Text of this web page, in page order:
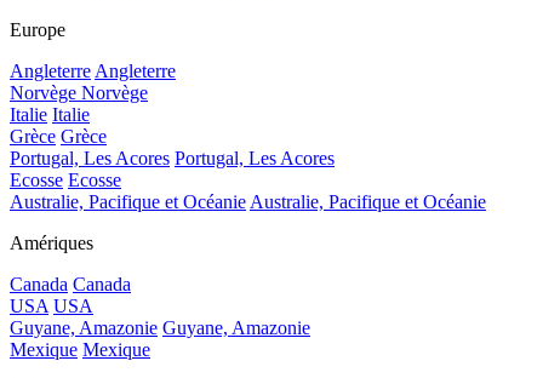
Europe
Angleterre Angleterre
Norvège Norvège
Italie Italie
Grèce Grèce
Portugal, Les Acores Portugal, Les Acores
Ecosse Ecosse
Australie, Pacifique et Océanie Australie, Pacifique et Océanie
Amériques
Canada Canada
USA USA
Guyane, Amazonie Guyane, Amazonie
Mexique Mexique